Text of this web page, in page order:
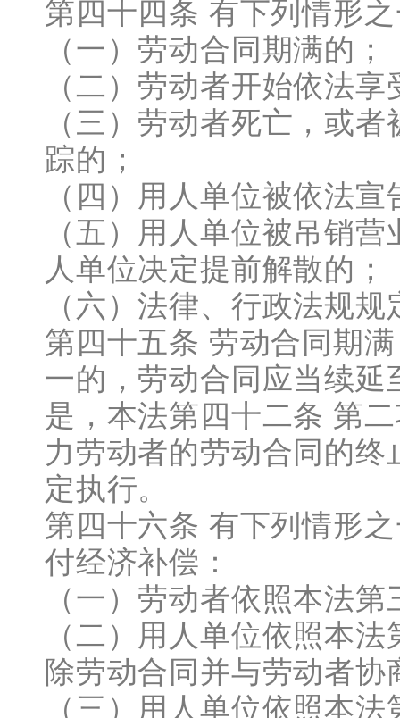
第四十四条 有下列情形
（一）劳动合同期满的；
（二）劳动者开始依法
（三）劳动者死亡，或
踪的；
（四）用人单位被依法
（五）用人单位被吊销
人单位决定提前解散的；
（六）法律、行政法规
第四十五条 劳动合同期
一的，劳动合同应当续
是，本法第四十二条 第
力劳动者的劳动合同的
定执行。
第四十六条 有下列情形
付经济补偿：
（一）劳动者依照本法
（二）用人单位依照本
除劳动合同并与劳动者
（三）用人单位依照本